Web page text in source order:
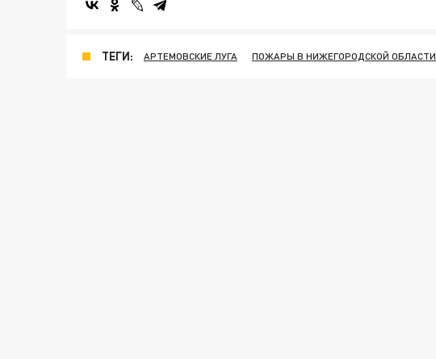
ТЕГИ: АРТЕМОВСКИЕ ЛУГА ПОЖАРЫ В НИЖЕГОРОДСКОЙ ОБЛАСТИ